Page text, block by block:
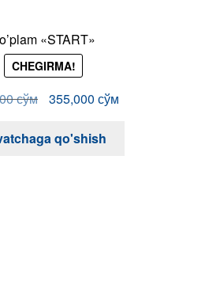
«START»
CHEGIRMA!
сўм
Original
was:
355,000 сўмCurrent
qo'shish